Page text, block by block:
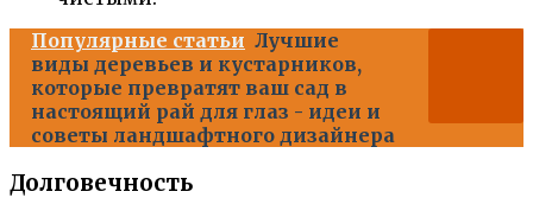
Популярные статьи Лучшие
виды деревьев и кустарников,
которые превратят ваш сад в
настоящий рай для глаз - идеи и
советы ландшафтного дизайнера
Долговечность